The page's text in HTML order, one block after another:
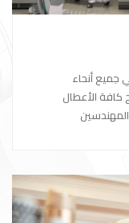
جميع أنحاء
كافة الأعطال
المهندسين